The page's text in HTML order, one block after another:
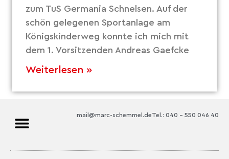
zum TuS Germania Schnelsen. Auf der
schön gelegenen Sportanlage am
Königskinderweg konnte ich mich mit
dem 1. Vorsitzenden Andreas Gaefcke
Weiterlesen »
Tel.: 040 – 550 046 40
mail@marc-schemmel.de